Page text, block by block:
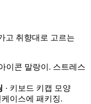
고 취향대로 고르는
이콘 말랑이. 스트레스
· 키보드 키캡 모양
이스에 패키징.